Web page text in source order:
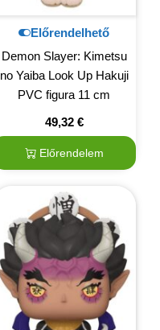
Előrendelhető
Demon Slayer: Kimetsu
no Yaiba Look Up Hakuji
PVC figura 11 cm
49,32 €
Előrendelem